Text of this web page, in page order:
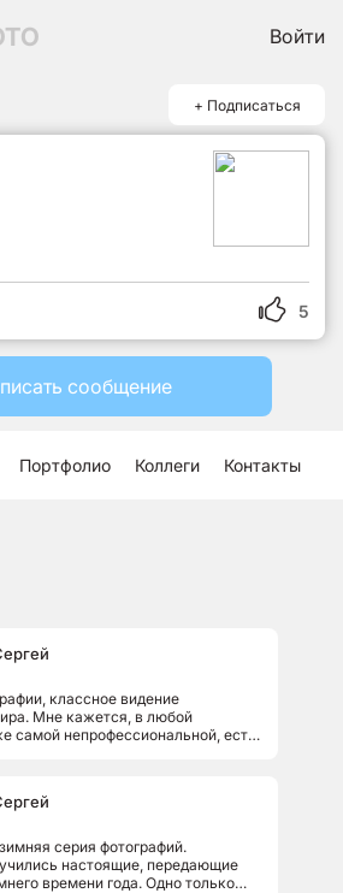
Войти
+ Подписаться
5
сообщение
Портфолио Коллеги Контакты
классное видение
Мне кажется, в любой
самой непрофессиональной, есть
серия фотографий.
настоящие, передающие
времени года. Одно только